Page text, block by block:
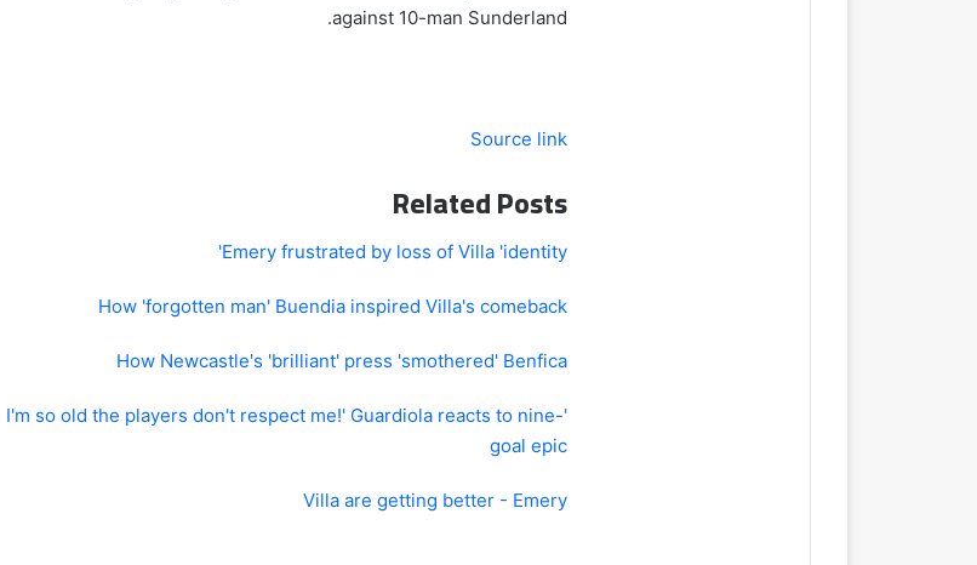
against 10-man Sunderland.
Source link
Related Posts
Emery frustrated by loss of Villa 'identity'
How 'forgotten man' Buendia inspired Villa's comeback
How Newcastle's 'brilliant' press 'smothered' Benfica
'I'm so old the players don't respect me!' Guardiola reacts to nine-
goal epic
Villa are getting better - Emery